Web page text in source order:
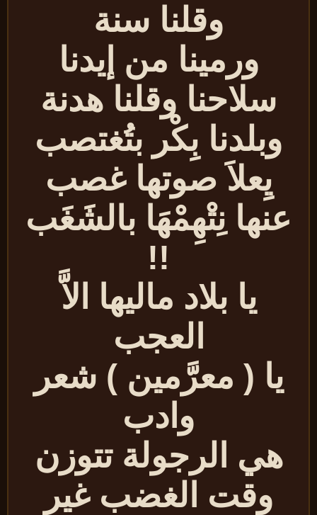
وقلنا سنة
ورمينا من إيدنا
سلاحنا وقلنا هدنة
وبلدنا بِكْر بتُغتصب
يِعلاَ صوتها غصب
عنها نِتْهِمْهَا بالشَغَب
يا بلاد ماليها الاَّ
العجب
يا ( معرَّمين ) شعر
وادب
هي الرجولة تتوزن
وقت الغضب غير